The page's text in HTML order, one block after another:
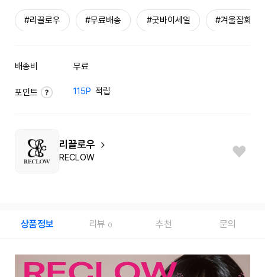
#리끌로우 #무료배송 #굿바이세일 #겨울잡화
배송비 무료
포인트 115P 적립
리끌로우
RECLOW
상품정보 리뷰 0 추천 문의